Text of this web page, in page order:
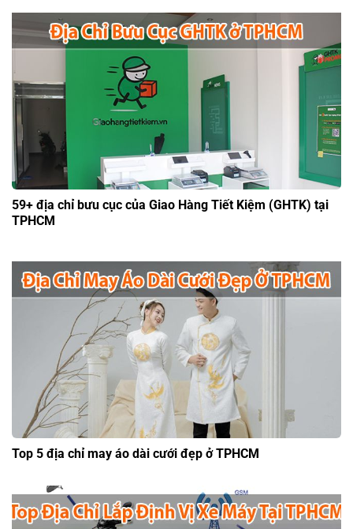
59+ địa chỉ bưu cục của Giao Hàng Tiết Kiệm (GHTK) tại
TPHCM
Top 5 địa chỉ may áo dài cưới đẹp ở TPHCM